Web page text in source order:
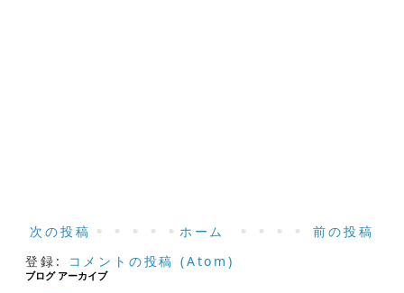
次の投稿 前の投稿
ホーム
登録:
コメントの投稿 (Atom)
ブログ アーカイブ